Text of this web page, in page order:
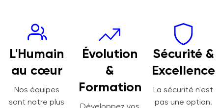
L'Humain
au cœur
Nos équipes
sont notre plus
Évolution
&
Formation
Sécurité &
Excellence
La sécurité n'est
pas une option.